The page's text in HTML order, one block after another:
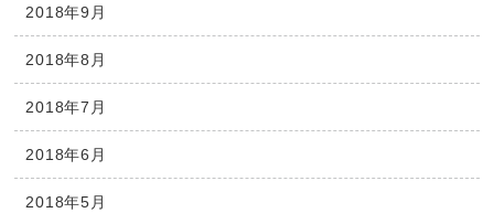
2018年9月
2018年8月
2018年7月
2018年6月
2018年5月